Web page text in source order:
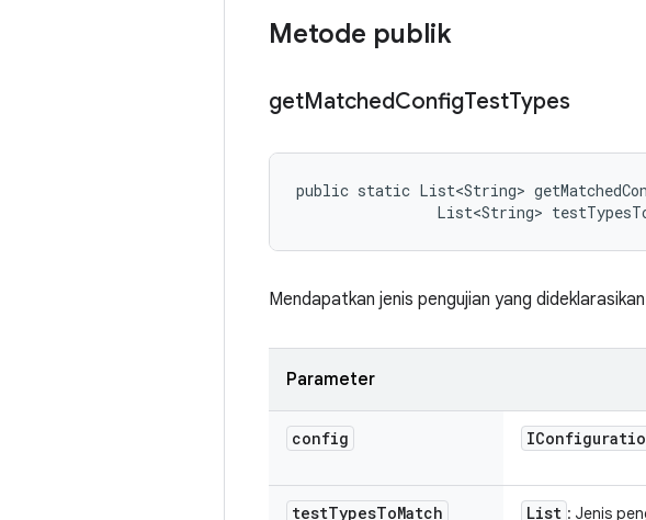
Metode publik
getMatchedConfigTestTypes
public static List<String>
List<String>
Mendapatkan jenis pengujian yang
Parameter
config
testTypesToMatch List : Jenis